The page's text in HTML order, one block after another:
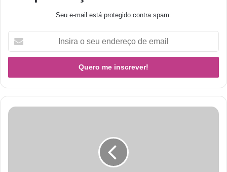
Seu e-mail está protegido contra spam.